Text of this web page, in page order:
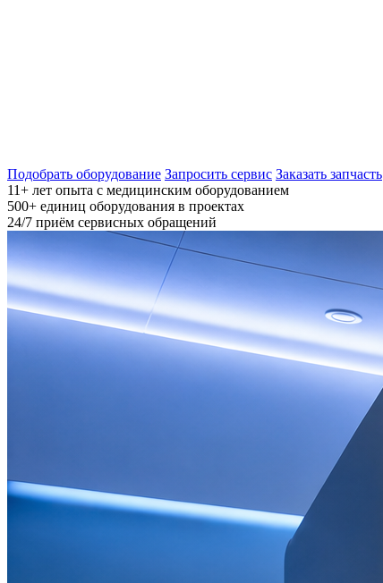
Подобрать оборудование Запросить сервис Заказать запчасть
11+ лет опыта с медицинским оборудованием
500+ единиц оборудования в проектах
24/7 приём сервисных обращений